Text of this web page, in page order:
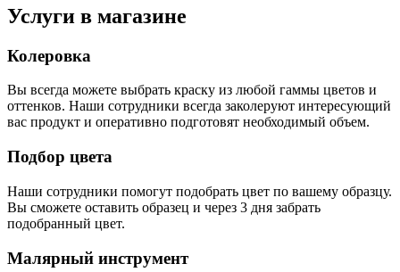
Услуги в магазине
Колеровка
Вы всегда можете выбрать краску из любой гаммы цветов и
оттенков. Наши сотрудники всегда заколеруют интересующий
вас продукт и оперативно подготовят необходимый объем.
Подбор цвета
Наши сотрудники помогут подобрать цвет по вашему образцу.
Вы сможете оставить образец и через 3 дня забрать
подобранный цвет.
Малярный инструмент